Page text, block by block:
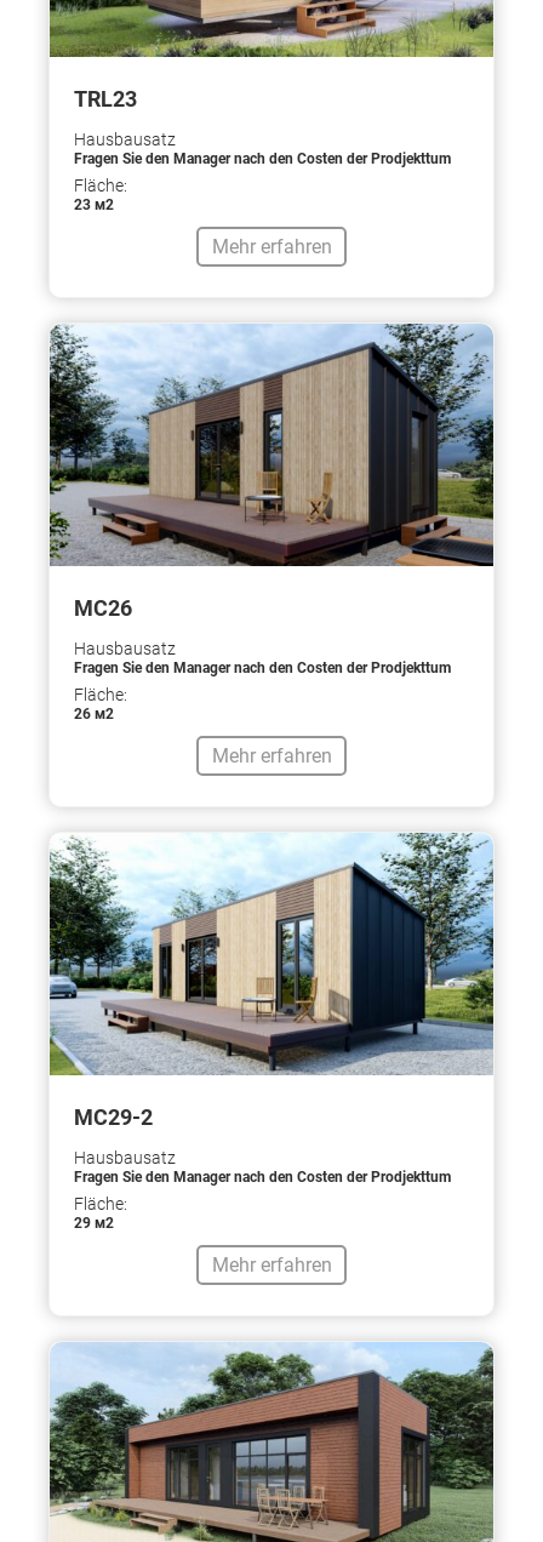
TRL23
Hausbausatz
Fragen Sie den Manager nach den Costen der Prodjekttum
Fläche:
23 м2
Mehr erfahren
МС26
Hausbausatz
Fragen Sie den Manager nach den Costen der Prodjekttum
Fläche:
26 м2
Mehr erfahren
МС29-2
Hausbausatz
Fragen Sie den Manager nach den Costen der Prodjekttum
Fläche:
29 м2
Mehr erfahren